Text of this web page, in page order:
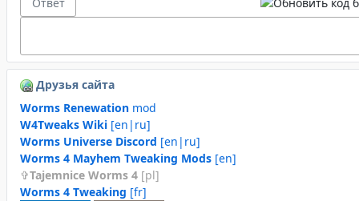
Друзья сайта
Worms Renewation mod
W4Tweaks Wiki [en|ru]
Worms Universe Discord [en|ru]
Worms 4 Mayhem Tweaking Mods [en]
Tajemnice Worms 4 [pl]
Worms 4 Tweaking [fr]